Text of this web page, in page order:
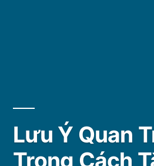
Lưu Ý Quan
Trong Cách